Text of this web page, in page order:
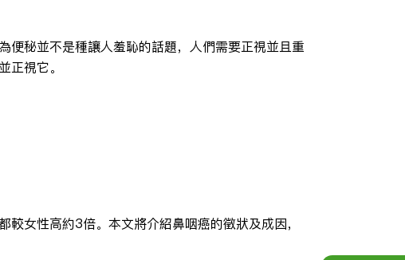
便秘並不是種讓人羞恥的話題，人們需要正視並且重
正視它。
女性高約3倍。本文將介紹鼻咽癌的徵狀及成因，